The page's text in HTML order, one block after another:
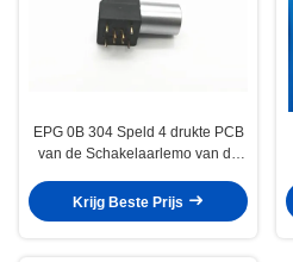
EPG 0B 304 Speld 4 drukte PCB
van de Schakelaarlemo van de
hoek
Krijg Beste Prijs